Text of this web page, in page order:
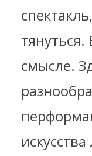
смысле.